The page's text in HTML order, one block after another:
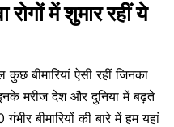
में शुमार रहीं ये
बीमारियां ऐसी रहीं जिनका
मरीज देश और दुनिया में बढ़ते
बीमारियों की बारे में हम यहां